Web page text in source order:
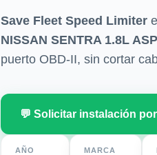
Save Fleet Speed Limiter
NISSAN SENTRA 1.8L
puerto OBD-II, sin cortar
💬 Solicitar instalación
AÑO MARCA